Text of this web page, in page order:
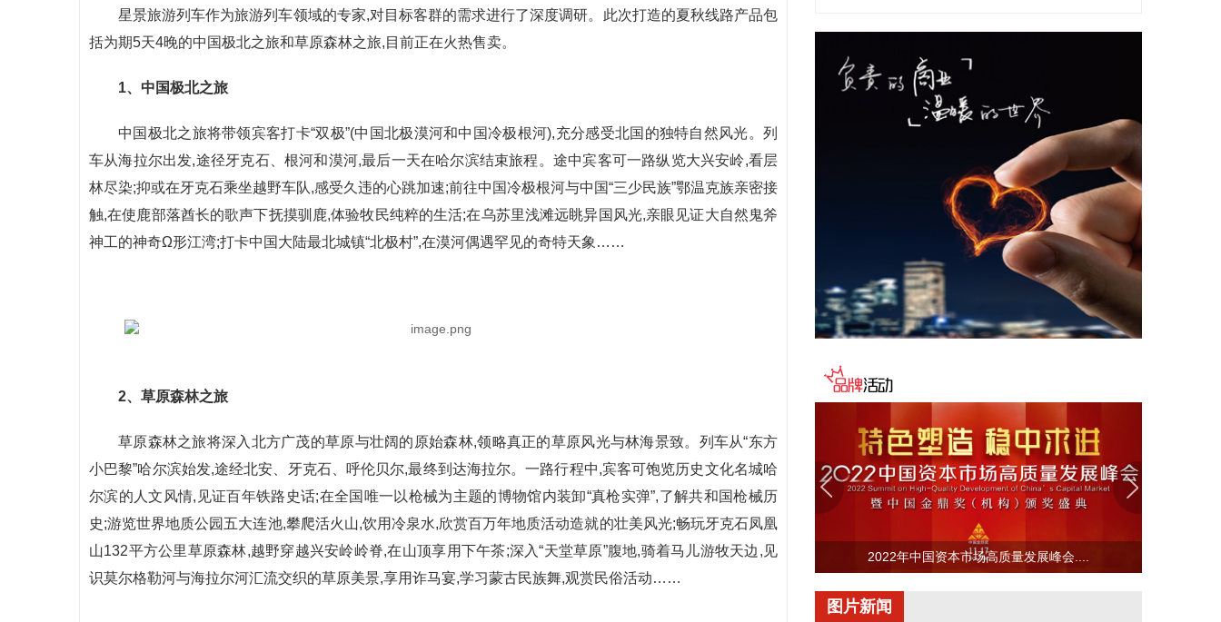
星景旅游列车作为旅游列车领域的专家,对目标客群的需求进行了深度调研。此次打造的夏秋线路产品包
括为期5天4晚的中国极北之旅和草原森林之旅,目前正在火热售卖。
1、中国极北之旅
中国极北之旅将带领宾客打卡“双极”(中国北极漠河和中国冷极根河),充分感受北国的独特自然风光。列
车从海拉尔出发,途径牙克石、根河和漠河,最后一天在哈尔滨结束旅程。途中宾客可一路纵览大兴安岭,看层
林尽染;抑或在牙克石乘坐越野车队,感受久违的心跳加速;前往中国冷极根河与中国“三少民族”鄂温克族亲密接
触,在使鹿部落酋长的歌声下抚摸驯鹿,体验牧民纯粹的生活;在乌苏里浅滩远眺异国风光,亲眼见证大自然鬼斧
神工的神奇Ω形江湾;打卡中国大陆最北城镇“北极村”,在漠河偶遇罕见的奇特天象……
2、草原森林之旅
草原森林之旅将深入北方广茂的草原与壮阔的原始森林,领略真正的草原风光与林海景致。列车从“东方
小巴黎”哈尔滨始发,途经北安、牙克石、呼伦贝尔,最终到达海拉尔。一路行程中,宾客可饱览历史文化名城哈
尔滨的人文风情,见证百年铁路史话;在全国唯一以枪械为主题的博物馆内装卸“真枪实弹”,了解共和国枪械历
史;游览世界地质公园五大连池,攀爬活火山,饮用冷泉水,欣赏百万年地质活动造就的壮美风光;畅玩牙克石凤凰
山132平方公里草原森林,越野穿越兴安岭岭脊,在山顶享用下午茶;深入“天堂草原”腹地,骑着马儿游牧天边,见
识莫尔格勒河与海拉尔河汇流交织的草原美景,享用诈马宴,学习蒙古民族舞,观赏民俗活动……
练、模型推理、仿真渲染等高负载工作。本次双方合
作打通定制服务器、存量暖通复用、稳定运维完整链
路，解决行业普遍存在的液冷改造成本高等痛点。未
来双方将基于本次试点持续优化，研发多机柜并联方
案，完善不同水温、不同算力硬件的适配标准，推动
浸没液冷从大型超算走向普惠落地。
据中国光谷公众号，近日，中微半导体设备（上海）
股份有限公司（简称“中微半导体”）华中总部正式落
户光谷，预计明年初正式投入运营。中微半导体设备
（武汉）有限公司已于7月28日完成注册，注册资本
5000万元。项目聚焦核心半导体设备研发，计划建设
半导体设备的研发，服务武汉乃至华中地区重点客
户。
企查查APP显示，近日，江苏铌奥光电科技有限公司
发生工商变更，新增海南云锋基金中心（有限合
伙）、上海联想未来创业投资合伙企业（有限合伙）
等为股东，同时注册资本增至5723.91万元。企查查
信息显示，该公司成立于2020年，经营范围包含：集
成电路芯片设计及服务；集成电路设计；集成电路芯
电专注于薄膜铌酸锂调制器芯片及相关光互连器件的
2022年中国资本市场高质量发展峰会....
图片新闻